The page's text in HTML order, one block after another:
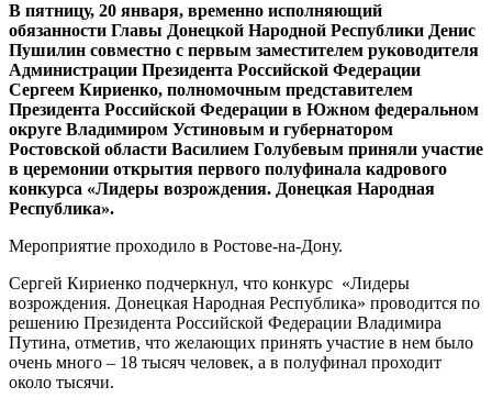
В пятницу, 20 января, временно исполняющий
обязанности Главы Донецкой Народной Республики Денис
Пушилин совместно с первым заместителем руководителя
Администрации Президента Российской Федерации
Сергеем Кириенко, полномочным представителем
Президента Российской Федерации в Южном федеральном
округе Владимиром Устиновым и губернатором
Ростовской области Василием Голубевым приняли участие
в церемонии открытия первого полуфинала кадрового
конкурса «Лидеры возрождения. Донецкая Народная
Республика».
Мероприятие проходило в Ростове-на-Дону.
Сергей Кириенко подчеркнул, что конкурс «Лидеры
возрождения. Донецкая Народная Республика» проводится по
решению Президента Российской Федерации Владимира
Путина, отметив, что желающих принять участие в нем было
очень много – 18 тысяч человек, а в полуфинал проходит
около тысячи.